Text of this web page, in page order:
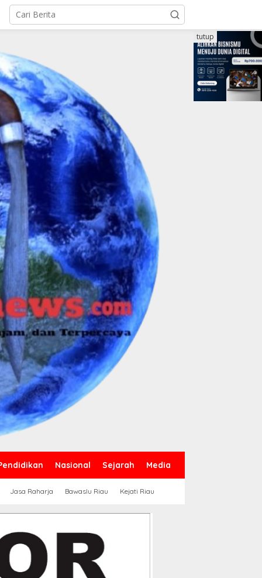
Nasional Sejarah Media
Jasa Raharja Bawaslu Riau Kejati Riau
tutup